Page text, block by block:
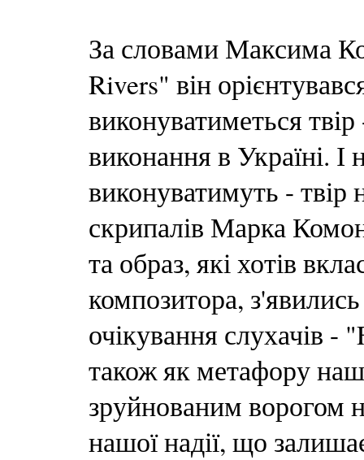
За словами Максима
Rivers" він
виконуватиметься
виконання в Україні. І
виконуватимуть -
скрипалів Марка
та образ, які хотів
композитора,
очікування слухачів
також як метафору
зруйнованим ворогом
нашої надії, що